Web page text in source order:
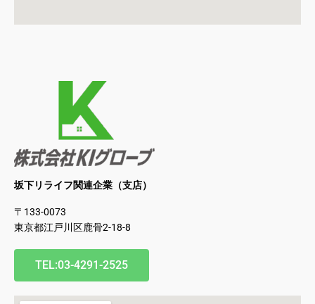
坂下リライフ関連企業（支店）
〒133-0073
東京都江戸川区鹿骨2-18-8
TEL:03-4291-2525